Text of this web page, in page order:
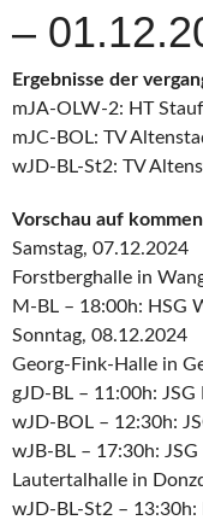
–
Ergebnisse der
mJA-OLW-2: HT
mJC-BOL: TV
wJD-BL-St2: TV
Vorschau auf
Samstag, 07.12.2024
Forstberghalle in
M-BL – 18:00h: HSG
Sonntag, 08.12.2024
Georg-Fink-Halle in
gJD-BL – 11:00h:
wJD-BOL – 12:30h:
wJB-BL – 17:30h:
Lautertalhalle in
wJD-BL-St2 –